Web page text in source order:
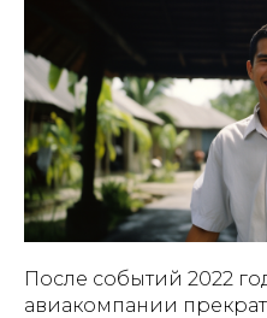
После событий 2022
авиакомпании